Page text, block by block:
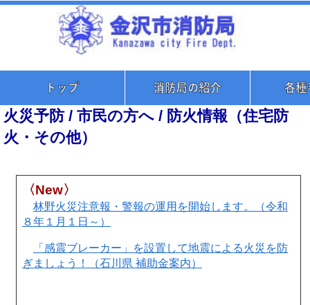
火災予防 / 市民の方へ / 防火情報（住宅防
火・その他）
〈New〉
林野火災注意報・警報の運用を開始します。（令和
８年１月１日～）
「感震ブレーカー」を設置して地震による火災を防
ぎましょう！（石川県 補助金案内）